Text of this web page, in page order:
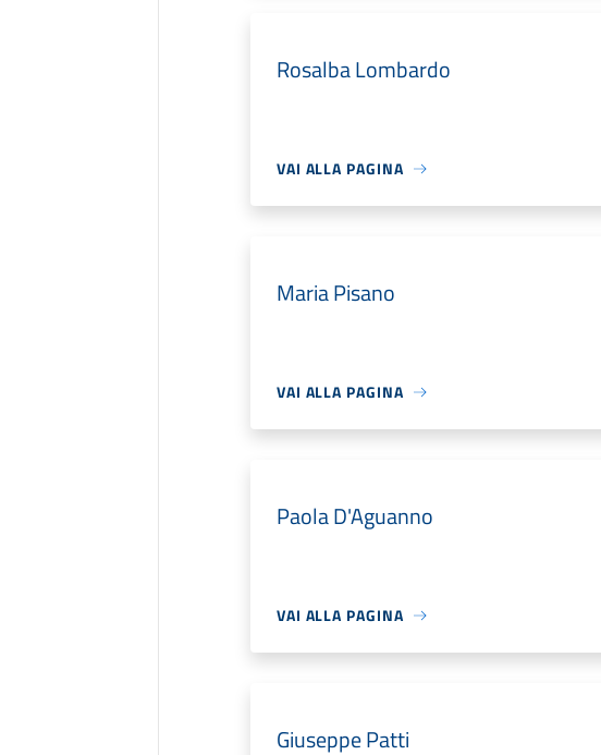
Rosalba Lombardo
VAI ALLA PAGINA
Maria Pisano
VAI ALLA PAGINA
Paola D'Aguanno
VAI ALLA PAGINA
Giuseppe Patti